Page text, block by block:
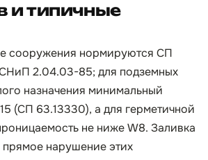
и типичные
сооружения нормируются СП
2.04.03-85; для подземных
назначения минимальный
(СП 63.13330), а для герметичной
не ниже W8. Заливка
нарушение этих